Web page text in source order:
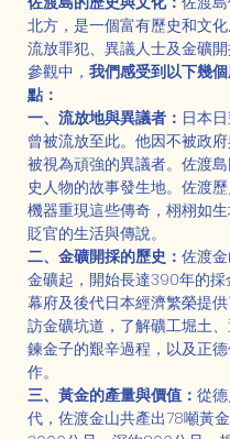
北方，是一個富有歷史和文
流放罪犯、異議人士及金礦
參觀中， 我們感受到以下幾
點：
一、流放地與異議者： 日本
曾被流放至此。他因不被政府
被視為頑強的異議者。佐渡
史人物的故事發生地。佐渡
機器重現這些傳奇，栩栩如
貶官的生活與傳說。
二、金礦開採的歷史： 佐渡
金礦起，開始長達390年的採
幕府及後代日本經濟繁榮提
訪金礦坑道，了解礦工堀土
鍊金子的艱辛過程，以及正
作。
三、黃金的產量與價值： 從
代，佐渡金山共產出78噸黃